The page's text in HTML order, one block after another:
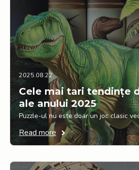
Cele mai tari tendințe
ale anului 2025
2025.08.22.
Puzzle-ul nu este doar un joc clasic
Read more